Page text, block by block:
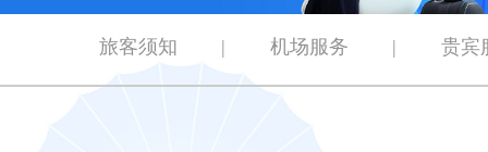
旅客须知 | 机场服务 | 贵宾